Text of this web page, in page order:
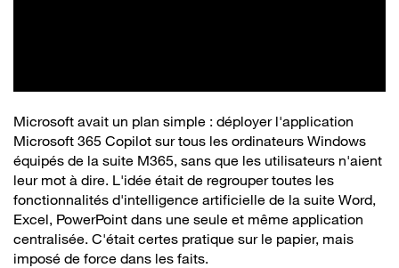
Microsoft avait un plan simple : déployer l'application
Microsoft 365 Copilot sur tous les ordinateurs Windows
équipés de la suite M365, sans que les utilisateurs n'aient
leur mot à dire. L'idée était de regrouper toutes les
fonctionnalités d'intelligence artificielle de la suite Word,
Excel, PowerPoint dans une seule et même application
centralisée. C'était certes pratique sur le papier, mais
imposé de force dans les faits.